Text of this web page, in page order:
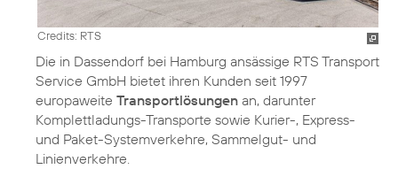
Credits: RTS
Die in Dassendorf bei Hamburg ansässige RTS Transport
Service GmbH bietet ihren Kunden seit 1997
europaweite Transportlösungen an, darunter
Komplettladungs-Transporte sowie Kurier-, Express-
und Paket-Systemverkehre, Sammelgut- und
Linienverkehre.